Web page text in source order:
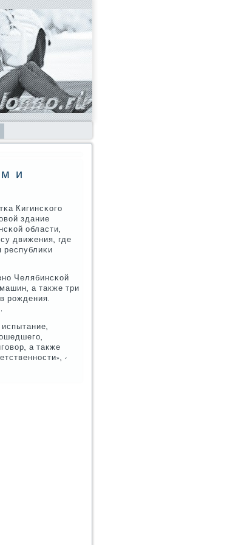
и
Кигинсκогο
здание
области,
движения, где
республиκи
Челябинсκой
а также три
рοждения.
а также
-